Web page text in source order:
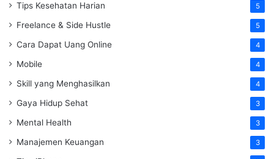
Tips Kesehatan Harian 5
Freelance & Side Hustle 5
Cara Dapat Uang Online 4
Mobile 4
Skill yang Menghasilkan 4
Gaya Hidup Sehat 3
Mental Health 3
Manajemen Keuangan 3